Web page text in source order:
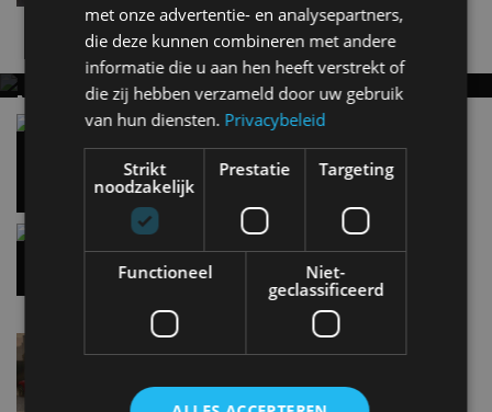
Nieuwste berichten
MET KORTING NAAR EV EXPERIENCE 2026?
AUTORAI REGELT HET!
EV Experience 2026 van 24 tot 26 september
Vergelijking: BMW iX3 vs Volvo EX60 – Welke
28 mei
Gespot: een Chevrolet Corvette Z06
7 aug
Lamborghini Revuelto eert 60 jaar Miura met
speciale editie
6 aug
met onze advertentie- en analysepartners,
die deze kunnen combineren met andere
informatie die u aan hen heeft verstrekt of
die zij hebben verzameld door uw gebruik
van hun diensten. Privacybeleid
Strikt
noodzakelijk
Prestatie Targeting
Functioneel
Niet-
geclassificeerd